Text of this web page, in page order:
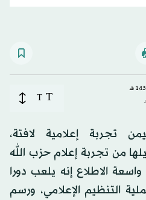
T
T
تجربة إعلامية لافتة،
من تجربة إعلام حزب الله
الاطلاع إنه يلعب دورا
التنظيم الإعلامي، ورسم